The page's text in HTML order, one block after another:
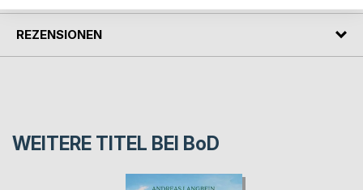
REZENSIONEN
WEITERE TITEL BEI BoD